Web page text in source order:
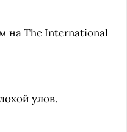
на The International
улов.